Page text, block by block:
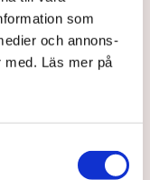
som
och annons-
Läs mer på
att
el”
kostnad, skriver